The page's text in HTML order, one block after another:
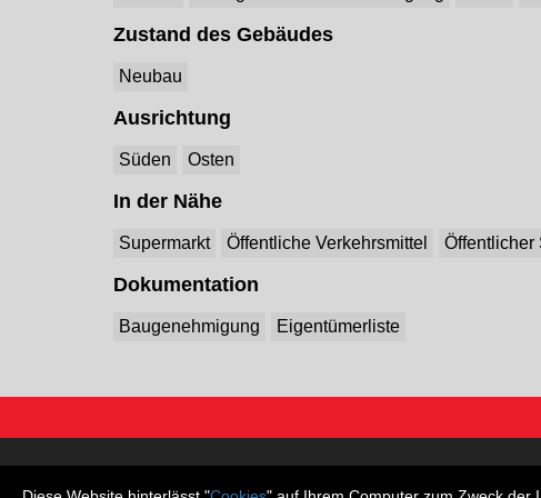
Zustand des Gebäudes
Neubau
Ausrichtung
Süden Osten
In der Nähe
Supermarkt Öffentliche Verkehrsmittel Öffentlicher
Dokumentation
Baugenehmigung Eigentümerliste